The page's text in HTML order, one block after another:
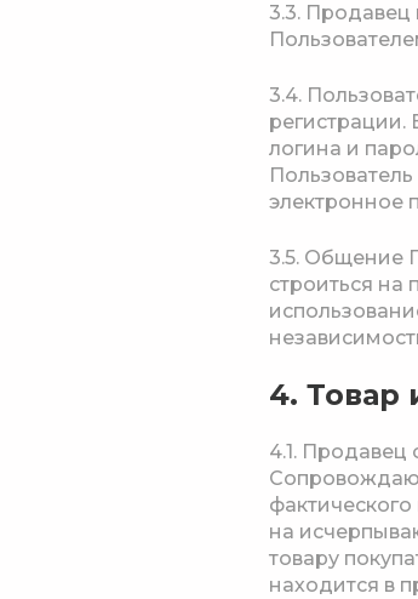
3.3. Продавец
3.4.
регистрации.
логина и
электронное
3.5. Общение
строиться
4. Товар
4.1. Продавец
на
товару
находится в